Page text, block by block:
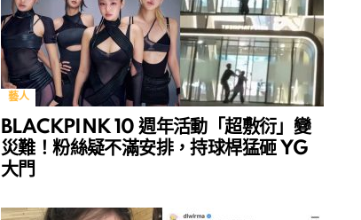
藝人
BLACKPINK 10 週年活動「超敷衍」變
災難！粉絲疑不滿安排，持球桿猛砸 YG
大門